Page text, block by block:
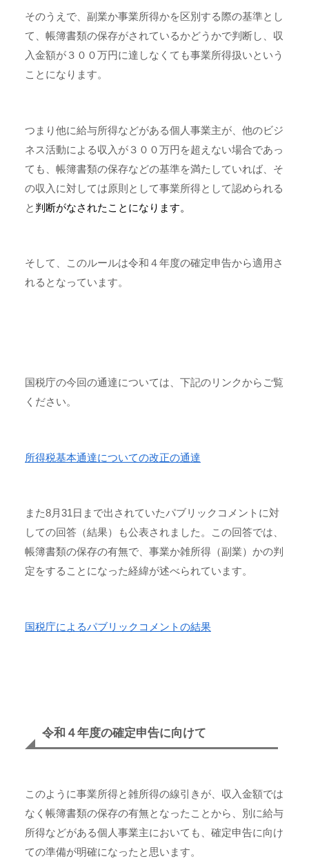
そのうえで、 副業か事業所得かを区別する際の基準とし
て、帳簿書類の保存がされているかどうかで判断し、収
入金額が３００万円に達しなくても事業所得扱いという
ことになります。
つまり他に給与所得などがある個人事業主が、他のビジ
ネス活動による収入が３００万円を超えない場合であっ
ても、帳簿書類の保存などの基準を満たしていれば、そ
の収入に対しては原則として事業所得として認められる
と 判断がなされたことになります。
そして、このルールは令和４年度の確定申告から適用さ
れるとなっています。
国税庁の今回の通達については、下記のリンクからご覧
ください。
所得税基本通達についての改正の通達
また8月31日まで出されていたパブリックコメントに対
しての回答（結果）も公表されました。この回答では、
帳簿書類の保存の有無で、事業か雑所得（副業）かの判
定をすることになった経緯が述べられています。
国税庁によるパブリックコメントの結果
令和４年度の確定申告に向けて
このように事業所得と雑所得の線引きが、収入金額では
なく帳簿書類の保存の有無となったことから、別に給与
所得などがある個人事業主においても、確定申告に向け
ての準備が明確になったと思います。